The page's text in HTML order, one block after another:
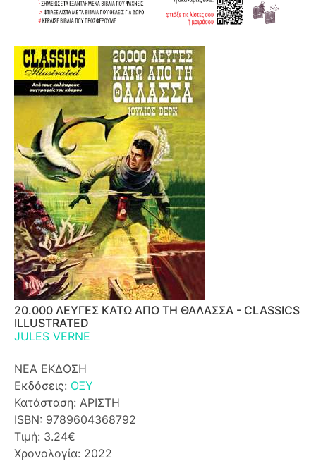
20.000 ΛΕΥΓΕΣ ΚΑΤΩ ΑΠΟ ΤΗ ΘΑΛΑΣΣΑ - CLASSICS
ILLUSTRATED
JULES VERNE
ΝΕΑ ΕΚΔΟΣΗ
Εκδόσεις: ΟΞΥ
Κατάσταση: ΑΡΙΣΤΗ
ISBN: 9789604368792
Τιμή: 3.24€
Χρονολογία: 2022